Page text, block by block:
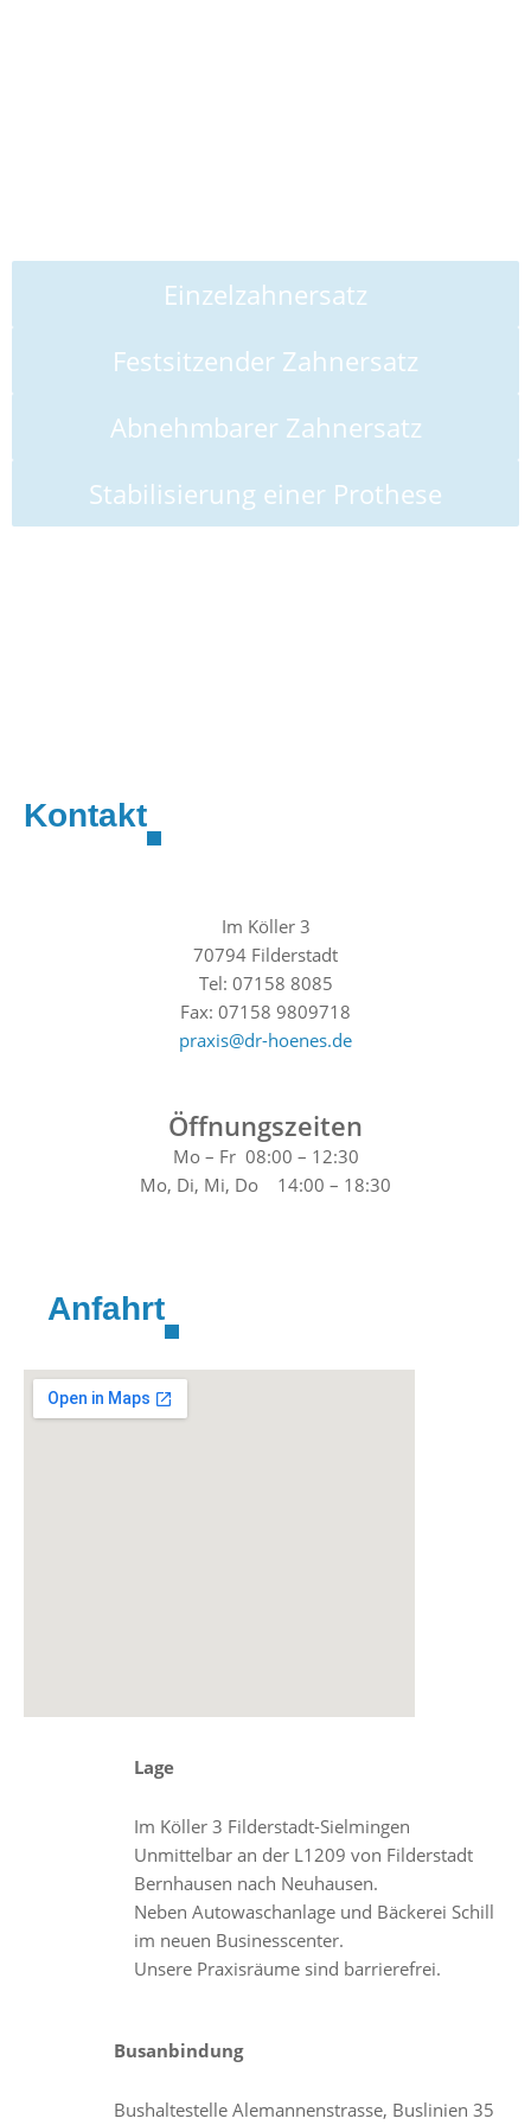
Einzelzahnersatz
Festsitzender Zahnersatz
Abnehmbarer Zahnersatz
Stabilisierung einer Prothese
Kontakt
Im Köller 3
70794 Filderstadt
Tel: 07158 8085
Fax: 07158 9809718
praxis@dr-hoenes.de
Öffnungszeiten
Mo – Fr 08:00 – 12:30
Mo, Di, Mi, Do 14:00 – 18:30
Anfahrt
Lage
Im Köller 3 Filderstadt-Sielmingen
Unmittelbar an der L1209 von Filderstadt
Bernhausen nach Neuhausen.
Neben Autowaschanlage und Bäckerei Schill
im neuen Businesscenter.
Unsere Praxisräume sind barrierefrei.
Busanbindung
Bushaltestelle Alemannenstrasse, Buslinien 35